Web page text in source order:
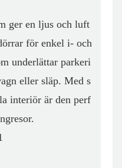
ger en ljus och luft
för enkel i- och
underlättar parkeri
eller släp. Med s
interiör är den perf